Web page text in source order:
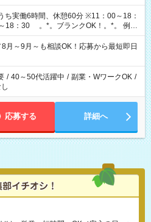
ち実働6時間、休憩60分 ※11：00～18：
OK！。*。 例え
人/事務/コールセンター/受付/販売/カフェ
/ホテルフロント/化粧品販売/など 様々な
れています♪
月～9月～も相談OK！応募から最短即日
/ 40～50代活躍中 / 副業・WワークOK /
応募する 詳細へ